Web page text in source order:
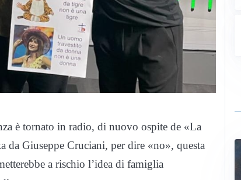
è tornato in radio, di nuovo ospite de «La
da Giuseppe Cruciani, per dire «no», questa
a rischio l’idea di famiglia